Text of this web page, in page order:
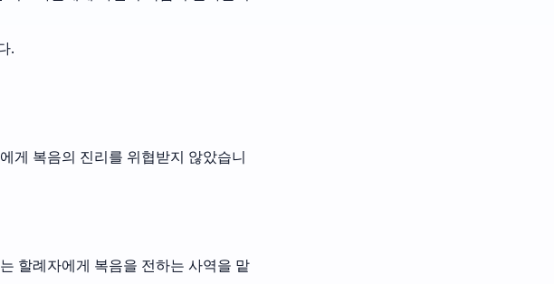
.
게 복음의 진리를 위협받지 않았습니
할례자에게 복음을 전하는 사역을 맡